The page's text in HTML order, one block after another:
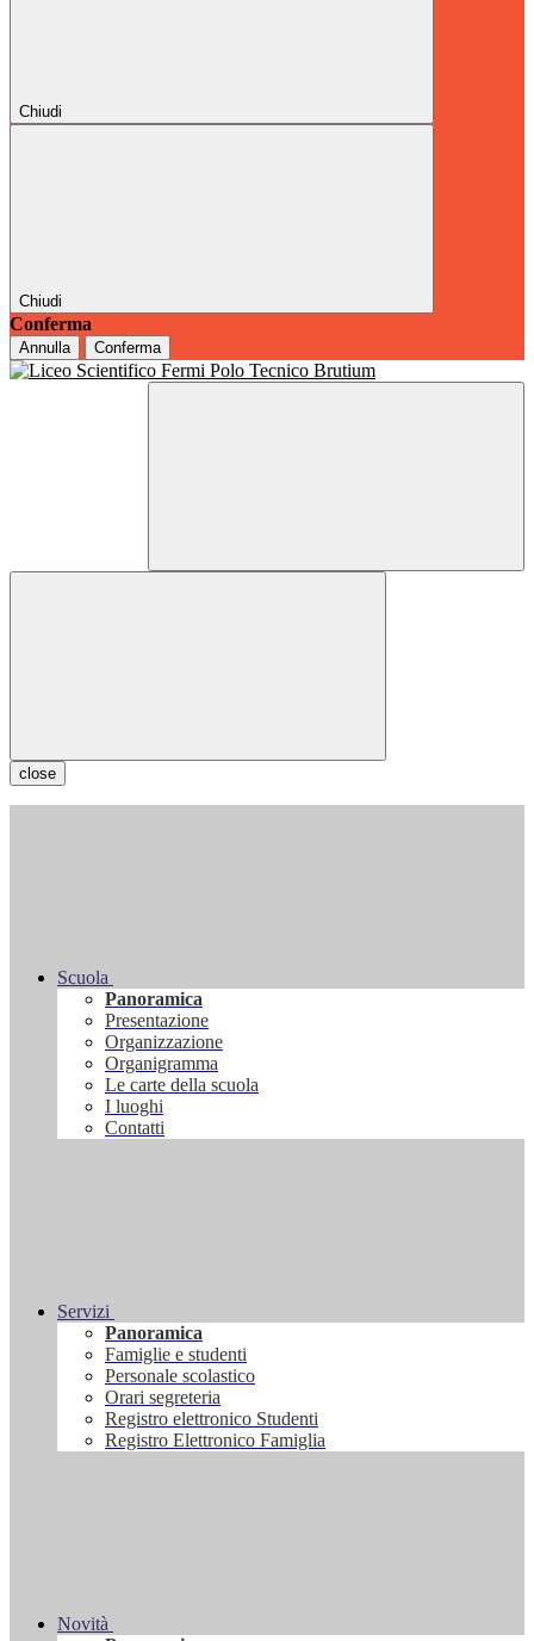
Chiudi
Chiudi
Conferma
Annulla Conferma
close
Scuola
Panoramica
Presentazione
Organizzazione
Organigramma
Le carte della scuola
I luoghi
Contatti
Servizi
Panoramica
Famiglie e studenti
Personale scolastico
Orari segreteria
Registro elettronico Studenti
Registro Elettronico Famiglia
Novità